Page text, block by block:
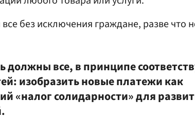
без исключения граждане, разве что
должны все, в принципе
изобразить новые платежи как
«налог солидарности» для